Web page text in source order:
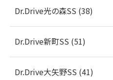
Dr.Drive光の森SS (38)
Dr.Drive新町SS (51)
Dr.Drive大矢野SS (41)